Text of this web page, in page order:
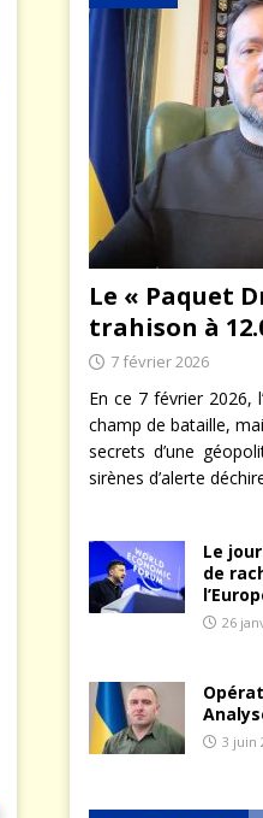
Le « Paquet
trahison à
7 février 2026
En ce 7 février 2026,
champ de bataille,
secrets d’une
sirènes d’alerte
Le
de
26
3 juin